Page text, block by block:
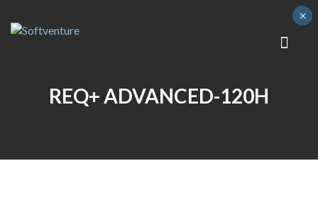
content
REQ+ ADVANCED-120H
×